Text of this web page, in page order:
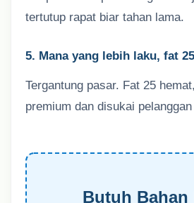
tertutup rapat biar tahan lama.
5. Mana yang lebih laku, fat
Tergantung pasar. Fat 25
premium dan disukai
Butuh Bahan